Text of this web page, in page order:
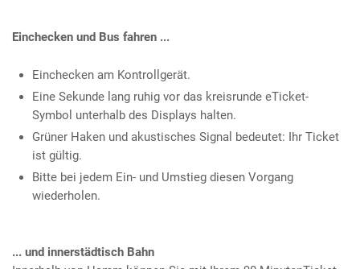
Einchecken und Bus fahren ...
Einchecken am Kontrollgerät.
Eine Sekunde lang ruhig vor das kreisrunde eTicket-
Symbol unterhalb des Displays halten.
Grüner Haken und akustisches Signal bedeutet: Ihr Ticket
ist gültig.
Bitte bei jedem Ein- und Umstieg diesen Vorgang
wiederholen.
... und innerstädtisch Bahn